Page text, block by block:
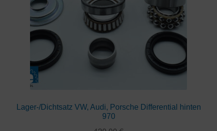
Lager-/Dichtsatz VW, Audi, Porsche Differential hinten
970